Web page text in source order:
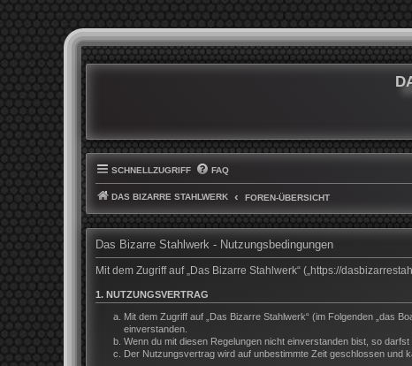
SCHNELLZUGRIFF FAQ
DAS BIZARRE STAHLWERK FOREN-ÜBERSICHT
Das Bizarre Stahlwerk - Nutzungsbedingungen
Mit dem Zugriff auf „Das Bizarre Stahlwerk“ („https://
1. NUTZUNGSVERTRAG
Mit dem Zugriff auf „Das Bizarre Stahlwerk“ (im Folgenden „das
einverstanden.
Wenn du mit diesen Regelungen nicht einverstanden bist, so
Der Nutzungsvertrag wird auf unbestimmte Zeit geschlossen und